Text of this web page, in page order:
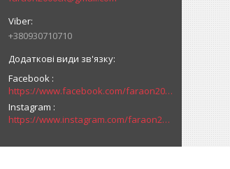
+380930710710
Facebook
https://www.facebook.com/faraon2000ck/
Instagram
https://www.instagram.com/faraon2000com/